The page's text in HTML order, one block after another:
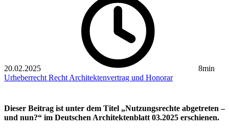
20.02.2025
8min
Urheberrecht Recht Architektenvertrag und Honorar
Dieser Beitrag ist unter dem Titel „Nutzungsrechte abgetreten –
und nun?“ im Deutschen Architektenblatt 03.2025 erschienen.